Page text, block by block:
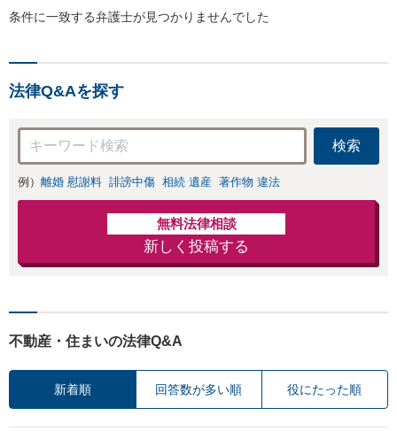
条件に一致する弁護士が見つかりませんでした
法律Q&Aを探す
検索
例） 離婚 慰謝料 誹謗中傷 相続 遺産 著作物 違法
無料法律相談
新しく投稿する
不動産・住まいの法律Q&A
新着順 回答数が多い順 役にたった順